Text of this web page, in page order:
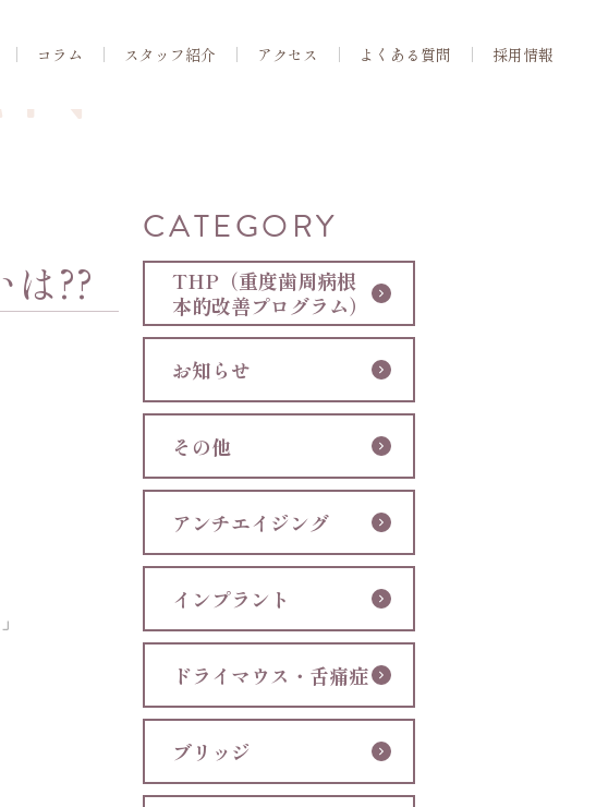
コラム スタッフ紹介 アクセス よくある質問 採用情報
??
CATEGORY
THP（重度歯周病根
本的改善プログラム）
お知らせ
その他
アンチエイジング
インプラント
ドライマウス・舌痛症
ブリッジ